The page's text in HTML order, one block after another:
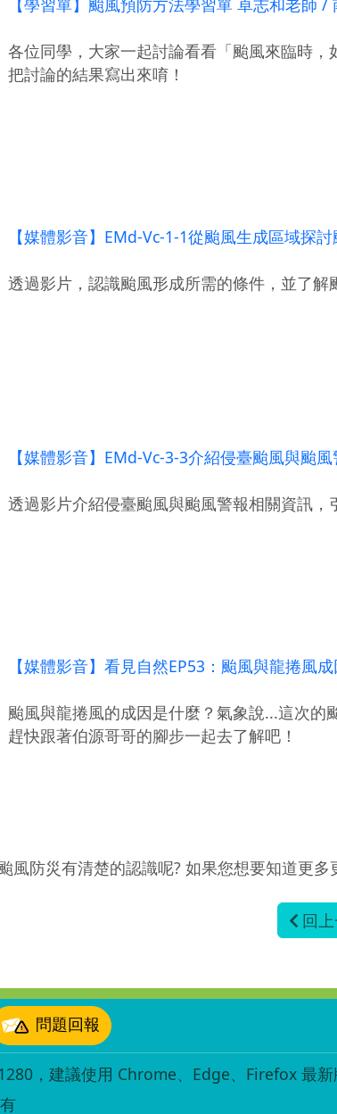
各位同學，大家一起討論看看「颱風來臨時
把討論的結果寫出來唷！
【媒體影音】EMd-Vc-1-1從颱風生成區域探
透過影片，認識颱風形成所需的條件，並了解
【媒體影音】EMd-Vc-3-3介紹侵臺颱風與颱
透過影片介紹侵臺颱風與颱風警報相關資訊，
【媒體影音】看見自然EP53：颱風與龍捲風
颱風與龍捲風的成因是什麼？氣象說...這次的
趕快跟著伯源哥哥的腳步一起去了解吧！
風防災有清楚的認識呢? 如果您想要知道更
回
問題回報
，建議使用 Chrome、Edge、Firefox 最新